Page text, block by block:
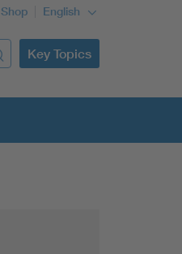
Shop English
Key Topics